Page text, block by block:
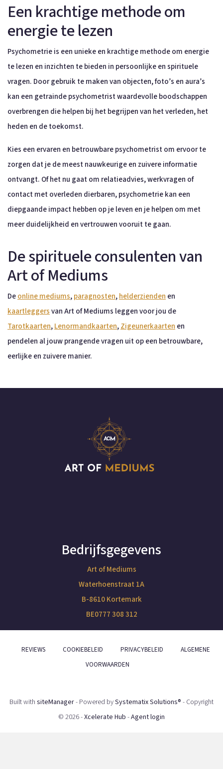
Een krachtige methode om
energie te lezen
Psychometrie is een unieke en krachtige methode om energie
te lezen en inzichten te bieden in persoonlijke en spirituele
vragen. Door gebruik te maken van objecten, foto’s en aura’s
kan een getrainde psychometrist waardevolle boodschappen
overbrengen die helpen bij het begrijpen van het verleden, het
heden en de toekomst.
Kies een ervaren en betrouwbare psychometrist om ervoor te
zorgen dat je de meest nauwkeurige en zuivere informatie
ontvangt. Of het nu gaat om relatieadvies, werkvragen of
contact met overleden dierbaren, psychometrie kan een
diepgaande impact hebben op je leven en je helpen om met
meer duidelijkheid en vertrouwen vooruit te gaan.
De spirituele consulenten van
Art of Mediums
Deonline mediums,paragnosten,helderzienden en
kaartleggersvan Art of Mediums leggen voor jou de
Tarotkaarten,Lenormandkaarten,Zigeunerkaarten en
pendelen al jouw prangende vragen uit op een betrouwbare,
eerlijke en zuivere manier.
Bedrijfsgegevens
Art of Mediums
Waterhoenstraat 1A
B-8610 Kortemark
BE0777 308 312
REVIEWS COOKIEBELEID PRIVACYBELEID
ALGEMENE
VOORWAARDEN
Built with siteManager- Powered bySystematix Solutions® - Copyright
© 2026 -Xcelerate Hub -Agent login